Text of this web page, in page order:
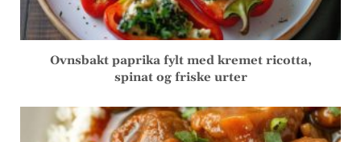
Ovnsbakt paprika fylt med kremet ricotta,
spinat og friske urter